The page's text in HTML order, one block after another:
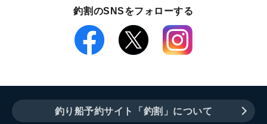
釣割のSNSをフォローする
釣り船予約サイト「釣割」について